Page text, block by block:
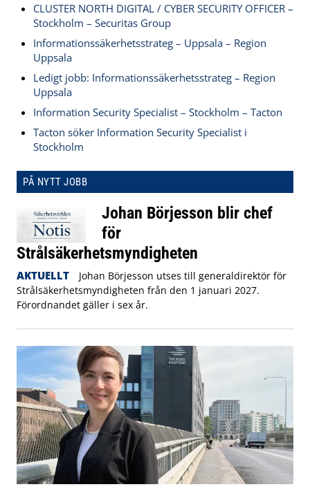
CLUSTER NORTH DIGITAL / CYBER SECURITY OFFICER –
Stockholm – Securitas Group
Informationssäkerhetsstrateg – Uppsala – Region
Uppsala
Ledigt jobb: Informationssäkerhetsstrateg – Region
Uppsala
Information Security Specialist – Stockholm – Tacton
Tacton söker Information Security Specialist i
Stockholm
PÅ NYTT JOBB
Johan Börjesson blir chef
för
Strålsäkerhetsmyndigheten
AKTUELLT
Johan Börjesson utses till generaldirektör för
Strålsäkerhetsmyndigheten från den 1 januari 2027.
Förordnandet gäller i sex år.